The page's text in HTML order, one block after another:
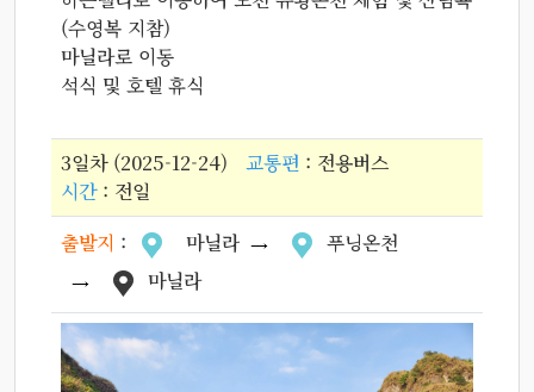
(수영복 지참)
마닐라로 이동
석식 및 호텔 휴식
3일차 (2025-12-24) 교통편 : 전용버스
시간: 전일
출발지 : 마닐라
푸닝온천
마닐라